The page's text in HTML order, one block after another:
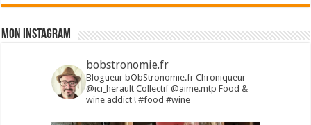
Mon Instagram
bobstronomie.fr
Blogueur bObStronomie.fr Chroniqueur
@ici_heraultCollectif @aime.mtp Food &
wine addict !#food #wine